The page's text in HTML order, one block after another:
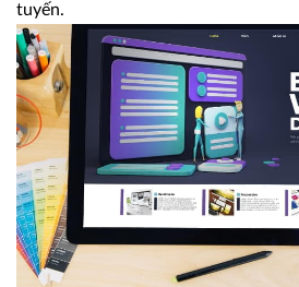
tuyến.